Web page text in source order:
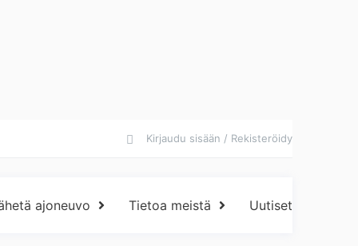
Kirjaudu sisään / Rekisteröidy
ajoneuvo Tietoa meistä Uutiset